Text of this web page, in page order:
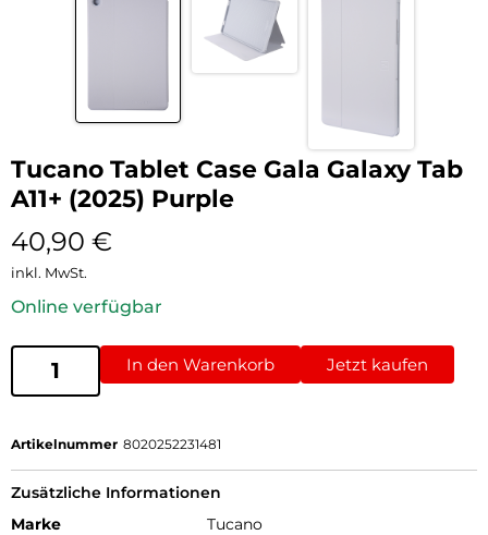
Tucano Tablet Case Gala Galaxy Tab
A11+ (2025) Purple
40,90 €
inkl. MwSt.
Online verfügbar
In den Warenkorb Jetzt kaufen
Artikelnummer 8020252231481
Zusätzliche Informationen
Marke
Tucano